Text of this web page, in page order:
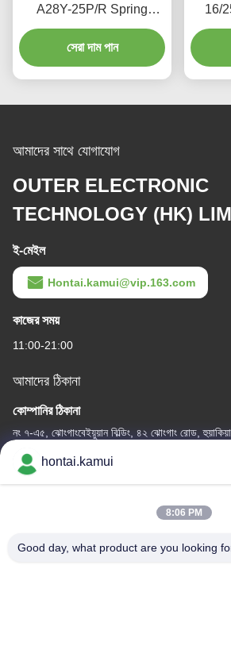
A28Y-25P/R Spring
loaded full lift safety valve
witha lever（A28H）
সেরা দাম পান
16/
আমাদের সাথে যোগাযোগ
OUTER ELECTRONIC
TECHNOLOGY (HK)
ই-মেইল
Hontai.kamui@vip.163.com
কাজের সময়
11:00-21:00
আমাদের ঠিকানা
কোম্পানির ঠিকানা
নং ৭-এ৫, ঝোংগাংবেইয়ুয়ান বিল্ডিং, ৪২ ঝোংগাং রোড,
জেলা, শেনজেন, চীন
hontai.kamui
8:06 PM
Good day, what product are you looking